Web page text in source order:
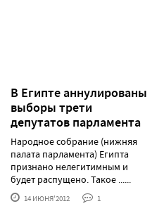
В Египте аннулированы
выборы трети
депутатов парламента
Народное собрание (нижняя
палата парламента) Египта
признано нелегитимным и
будет распущено. Такое ......
14 ИЮНЯ'2012 1